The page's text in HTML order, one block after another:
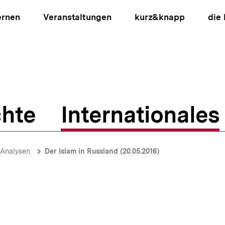
Veranstaltungen kurz&knapp die
Internationales
Der Islam in Russland (20.05.2016)